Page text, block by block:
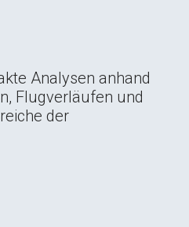
Analysen anhand
Flugverläufen und
der